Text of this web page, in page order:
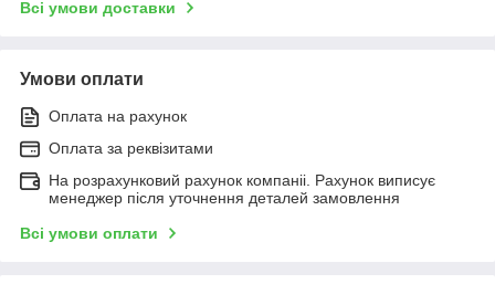
Всі умови доставки
Умови оплати
Оплата на рахунок
Оплата за реквізитами
На розрахунковий рахунок компаніі. Рахунок виписує
менеджер після уточнення деталей замовлення
Всі умови оплати